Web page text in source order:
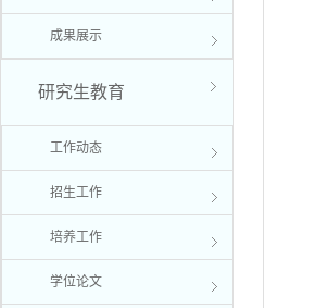
成果展示
研究生教育
工作动态
招生工作
培养工作
学位论文